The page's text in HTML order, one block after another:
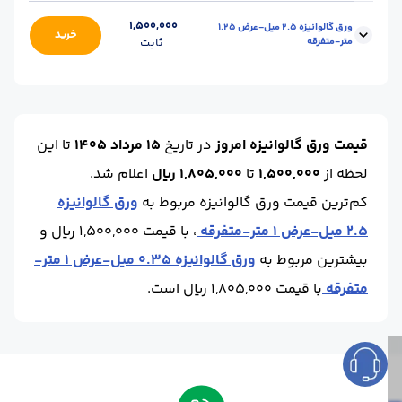
ضخامت :2.5 ابعاد :1
محل تحویل :
کارخانه/انبار
ورق گالوانیزه 2.5 میل-عرض 1.25
متر-متفرقه
1,500,000
ثابت
خرید
برند : متفرقه
قیمت ورق گالوانیزه امروزدر تاریخ 15 مرداد 1405
تا این
لحظه از1,500,000 تا 1,805,000 ریال
اعلام شد.
کم‌ترین قیمت ورق گالوانیزه مربوط به ورق گالوانیزه
2.5 میل-عرض 1 متر-متفرقه
، با قیمت 1,500,000 ریال و
بیشترین مربوط به
ورق گالوانیزه 0.35 میل-عرض 1 متر-
متفرقهبا قیمت 1,805,000 ریال است.